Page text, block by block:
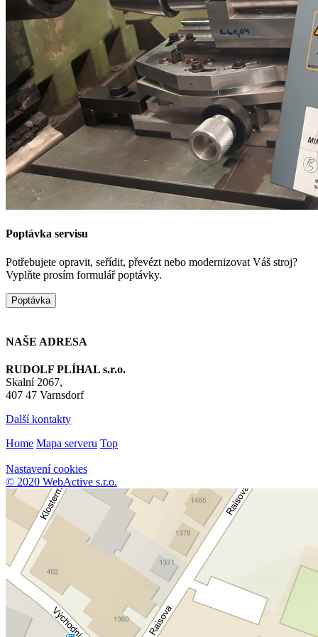
Poptávka servisu
Potřebujete opravit, seřídit, převézt nebo modernizovat Váš stroj?
Vyplňte prosím formulář poptávky.
Poptávka
NAŠE ADRESA
RUDOLF PLÍHAL s.r.o.
Skalní 2067,
407 47 Varnsdorf
Další kontakty
Home Mapa serveru Top
Nastavení cookies
© 2020 WebActive s.r.o.